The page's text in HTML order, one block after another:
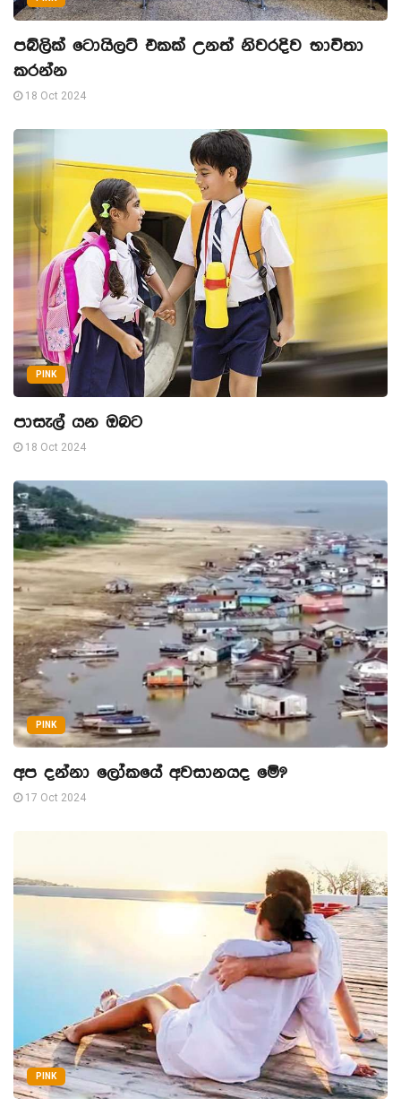
පබ්ලික් ටොයිලට් එකක් උනත් නිවරදිව භාවිතා
කරන්න
18 Oct 2024
PINK
පාසැල් යන ඔබට
18 Oct 2024
PINK
අප දන්නා ලෝකයේ අවසානයද මේ?
17 Oct 2024
PINK